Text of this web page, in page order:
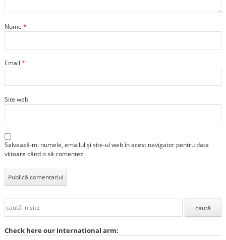
Nume *
Email *
Site web
Salvează-mi numele, emailul și site-ul web în acest navigator pentru data
viitoare când o să comentez.
Check here our international arm: